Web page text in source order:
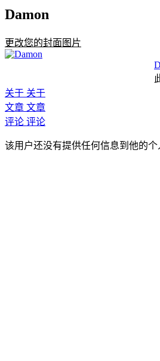
Damon
更改您的封面图片
关于 关于
文章 文章
评论 评论
该用户还没有提供任何信息到他的个